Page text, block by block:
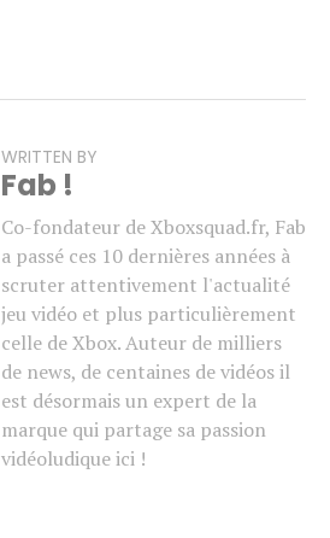
WRITTEN BY
Fab !
Co-fondateur de Xboxsquad.fr, Fab
a passé ces 10 dernières années à
scruter attentivement l'actualité
jeu vidéo et plus particulièrement
celle de Xbox. Auteur de milliers
de news, de centaines de vidéos il
est désormais un expert de la
marque qui partage sa passion
vidéoludique ici !